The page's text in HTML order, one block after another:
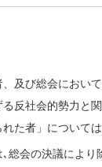
及び総会におい
反社会的勢力と
た者」について
総会の決議により